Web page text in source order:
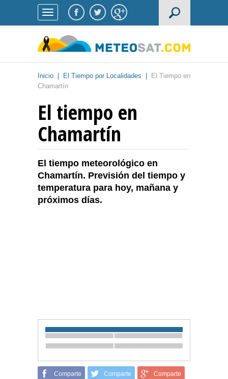
Inicio El Tiempo por Localidades
El Tiempo en
Chamartín
El tiempo en
Chamartín
El tiempo meteorológico en
Chamartín. Previsión del tiempo y
temperatura para hoy, mañana y
próximos días.
Comparte Comparte Comparte